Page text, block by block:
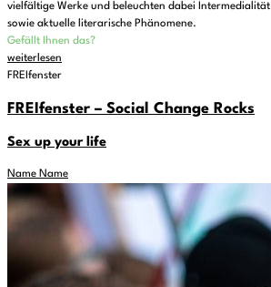
vielfältige Werke und beleuchten dabei Intermedialität
sowie aktuelle literarische Phänomene.
Gefällt Ihnen das?
weiterlesen
FREIfenster
FREIfenster – Social Change Rocks
Sex up your life
Name Name